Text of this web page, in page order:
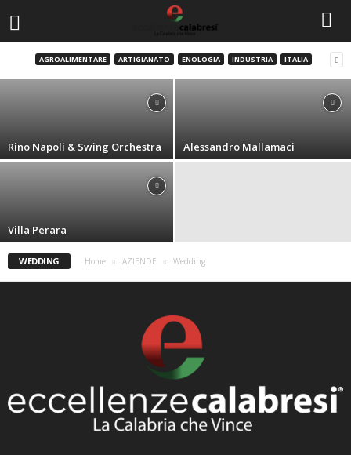
AGROALIMENTARE ARTIGIANATO ENOLOGIA INDUSTRIA ITALIA
Nero Oro Auto
Staff PMC - 26 Agosto 2013
Rino Napoli & Swing Orchestra Alessandro Mallamaci
Villa Perara
WEDDING Home AZIENDE Wedding